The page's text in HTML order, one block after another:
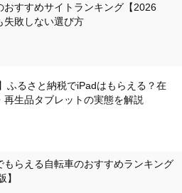
おすすめサイトランキング【2026
失敗しない選び方
ふるさと納税でiPadはもらえる？在
再生品タブレットの実態を解説
もらえる自転車のおすすめランキング
】